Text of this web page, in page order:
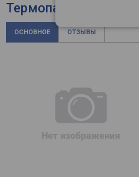
Термопаста Aerocool
ОСНОВНОЕ ОТЗЫВЫ